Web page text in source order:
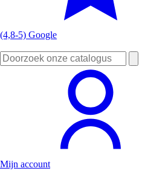
(4,8-5) Google
Zoeken
naar:
Mijn account